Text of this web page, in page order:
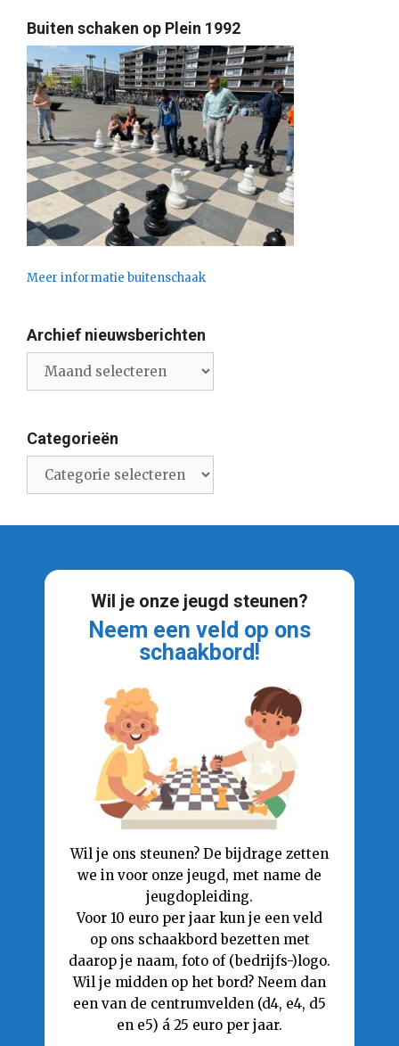
Buiten schaken op Plein 1992
Meer informatie buitenschaak
Archief nieuwsberichten
nieuwsberichten
Categorieën
Wil je onze jeugd steunen?
Neem een veld op ons
schaakbord!
Wil je ons steunen? De bijdrage zetten
we in voor onze jeugd, met name de
jeugdopleiding.
Voor 10 euro per jaar kun je een veld
op ons schaakbord bezetten met
daarop je naam, foto of (bedrijfs-)logo.
Wil je midden op het bord? Neem dan
een van de centrumvelden (d4, e4, d5
en e5) á 25 euro per jaar.